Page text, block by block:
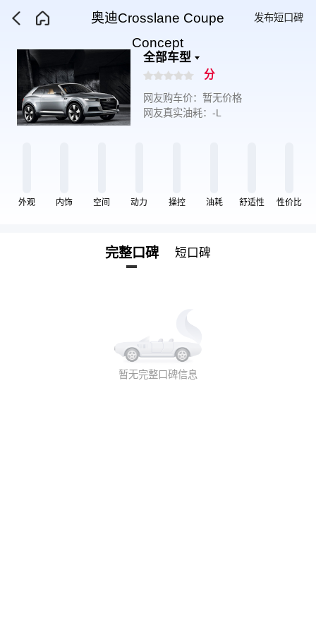
奥迪Crosslane Coupe
Concept
发布短口碑
全部车型
分
网友购车价：暂无价格
网友真实油耗：-L
外观 内饰 空间 动力 操控 油耗 舒适性 性价比
完整口碑 短口碑
暂无完整口碑信息